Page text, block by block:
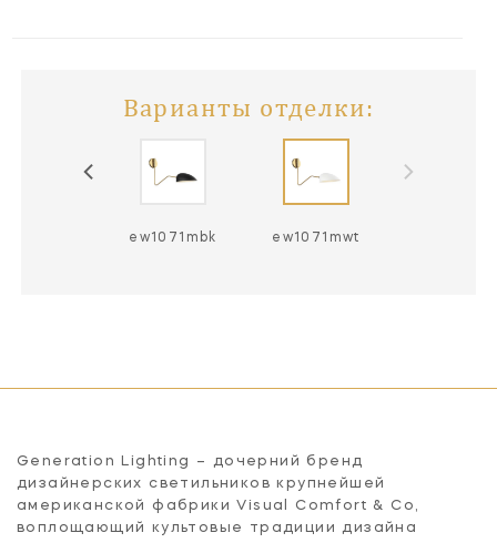
Варианты отделки:
ew1071mbk ew1071mwt
Generation Lighting – дочерний бренд
дизайнерских светильников крупнейшей
американской фабрики Visual Comfort & Co,
воплощающий культовые традиции дизайна